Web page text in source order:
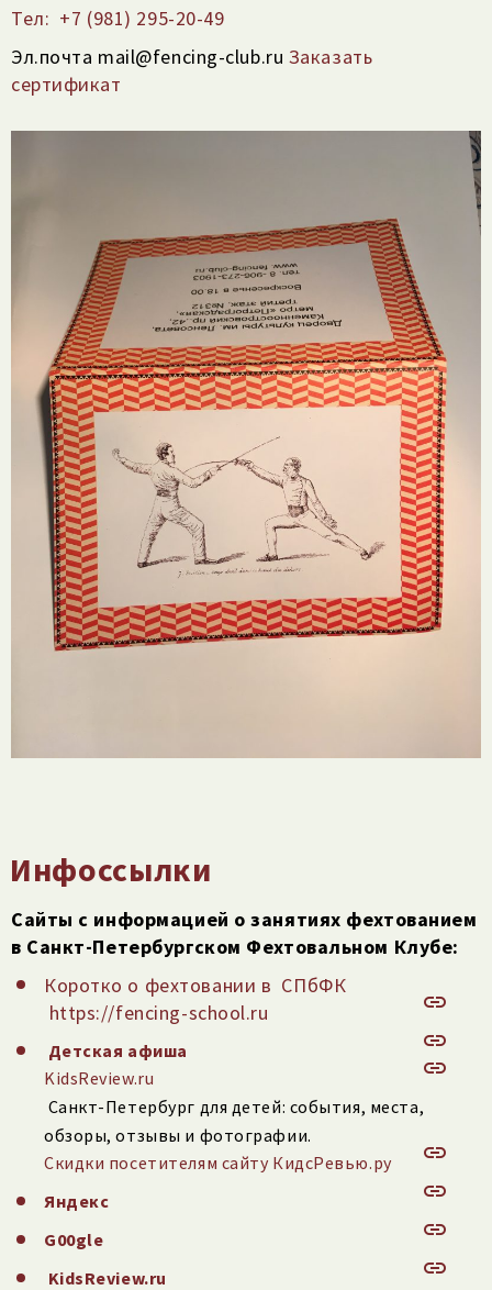
Тел: +7 (981) 295-20-49
Эл.почта mail@fencing-club.ru Заказать
сертификат
Инфоссылки
Сайты с информацией о занятиях фехтованием
в Санкт-Петербургском Фехтовальном Клубе:
Коротко о фехтовании в СПбФК
https://fencing-school.ru
Детская афиша
KidsReview.ru
Санкт-Петербург для детей: события, места,
обзоры, отзывы и фотографии.
Скидки посетителям сайту КидсРевью.ру
Яндекс
G00gle
KidsReview.ru